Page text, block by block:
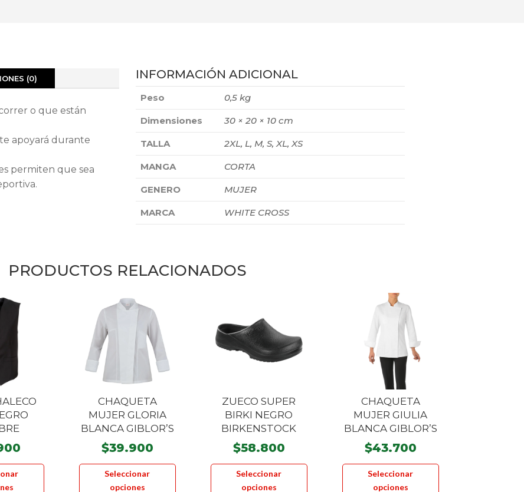
(0)
o que están
apoyará durante
permiten que sea
INFORMACIÓN ADICIONAL
Peso 0,5 kg
Dimensiones 30 × 20 × 10 cm
TALLA 2XL, L, M, S, XL, XS
MANGA CORTA
GENERO MUJER
MARCA WHITE CROSS
PRODUCTOS RELACIONADOS
Este
CHAQUETA
MUJER GLORIA
BLANCA GIBLOR’S
$39.900
Seleccionar
opciones
Este
ZUECO SUPER
BIRKI NEGRO
BIRKENSTOCK
$58.800
Seleccionar
opciones
Este
CHAQUETA
MUJER GIULIA
BLANCA GIBLOR’S
$43.700
Seleccionar
opciones
Este